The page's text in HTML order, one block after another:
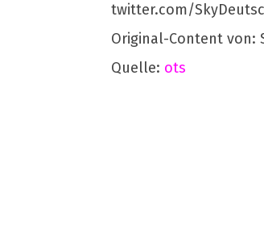
twitter.com/
Original-Content
Quelle: ots